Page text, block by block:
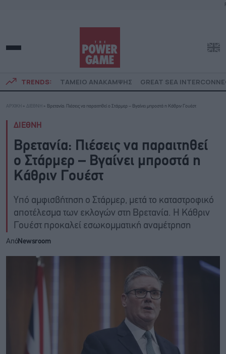
TRENDS: ΤΑΜΕΙΟ ΑΝΑΚΑΜΨΗΣ GREAT SEA
ΑΡΧΙΚΗ » ΔΙΕΘΝΗ » Βρετανία: Πιέσεις να παραιτηθεί ο Στάρμερ – Βγαίνει μπροστά η Κάθριν Γουέστ
ΔΙΕΘΝΗ
Βρετανία: Πιέσεις να παραιτηθεί
ο Στάρμερ – Βγαίνει μπροστά η
Κάθριν Γουέστ
Υπό αμφισβήτηση ο Στάρμερ, μετά το καταστροφικό
αποτέλεσμα των εκλογών στη Βρετανία. Η Κάθριν
Γουέστ προκαλεί εσωκομματική αναμέτρηση
ΑπόNewsroom